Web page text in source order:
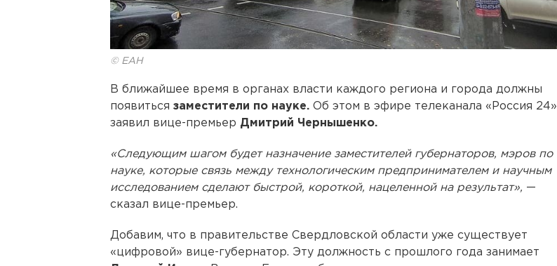
© ЕАН
В ближайшее время в органах власти каждого региона и города должны
появиться заместители по науке. Об этом в эфире телеканала «Россия 24»
заявил вице-премьер Дмитрий Чернышенко.
«Следующим шагом будет назначение заместителей губернаторов, мэров по
науке, которые связь между технологическим предпринимателем и научным
исследованием сделают быстрой, короткой, нацеленной на результат», —
сказал вице-премьер.
Добавим, что в правительстве Свердловской области уже существует
«цифровой» вице-губернатор. Эту должность с прошлого года занимает